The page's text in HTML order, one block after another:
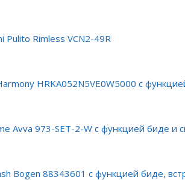
Pulito Rimless VCN2-49R
HRKA052N5VE0W5000 с
Avva 973-SET-2-W с функцией биде и
Bogen 88343601 с функцией биде,